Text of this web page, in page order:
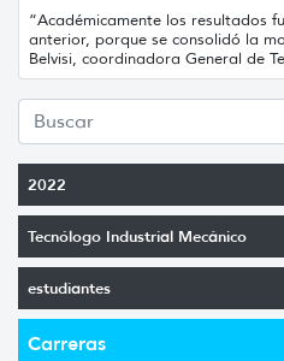
2022
Tecnólogo Industrial Mecánico
estudiantes
Carreras
“Académicamente los resultados
anterior, porque se consolidó la
Belvisi, coordinadora General de